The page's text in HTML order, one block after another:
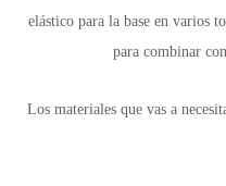
elástico para la base en varios
para combinar
Los materiales que vas a